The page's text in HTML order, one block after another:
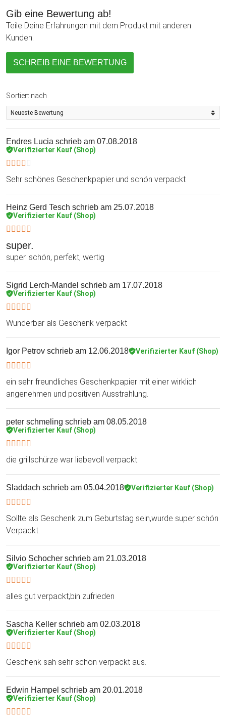
Gib eine Bewertung ab!
Teile Deine Erfahrungen mit dem Produkt mit anderen
Kunden.
SCHREIB EINE BEWERTUNG
Sortiert nach
Endres Lucia schrieb am 07.08.2018
Verifizierter Kauf (Shop)
Sehr schönes Geschenkpapier und schön verpackt
Heinz Gerd Tesch schrieb am 25.07.2018
Verifizierter Kauf (Shop)
super.
super. schön, perfekt, wertig
Sigrid Lerch-Mandel schrieb am 17.07.2018
Verifizierter Kauf (Shop)
Wunderbar als Geschenk verpackt
Igor Petrov schrieb am 12.06.2018 Verifizierter Kauf (Shop)
ein sehr freundliches Geschenkpapier mit einer wirklich
angenehmen und positiven Ausstrahlung.
peter schmeling schrieb am 08.05.2018
Verifizierter Kauf (Shop)
die grillschürze war liebevoll verpackt.
Sladdach schrieb am 05.04.2018 Verifizierter Kauf (Shop)
Sollte als Geschenk zum Geburtstag sein,wurde super schön
Verpackt.
Silvio Schocher schrieb am 21.03.2018
Verifizierter Kauf (Shop)
alles gut verpackt,bin zufrieden
Sascha Keller schrieb am 02.03.2018
Verifizierter Kauf (Shop)
Geschenk sah sehr schön verpackt aus.
Edwin Hampel schrieb am 20.01.2018
Verifizierter Kauf (Shop)